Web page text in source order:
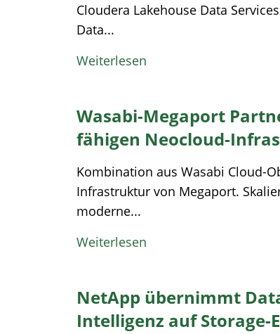
Cloudera Lakehouse Data
Data...
Weiterlesen
Wasabi-Megaport
fähigen Neocloud-
Kombination aus Wasabi Cloud-
Infrastruktur von Megaport.
moderne...
Weiterlesen
NetApp übernimmt
Intelligenz auf Storage-